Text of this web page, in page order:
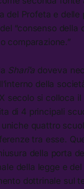
Profeta e delle
“consenso della
comparazione.”
Sharī’a doveva
della
secolo si colloca il
di 4 principali
quattro
tra esse.
della porta
della legge e
dottrinale sul